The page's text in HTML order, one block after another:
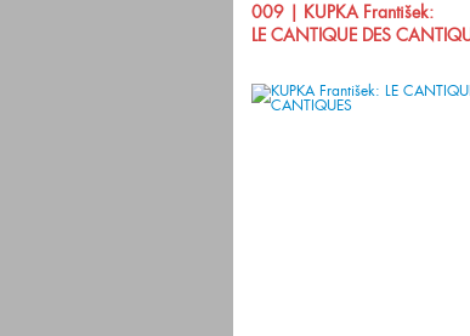
009 | KUPKA František:
LE CANTIQUE DES